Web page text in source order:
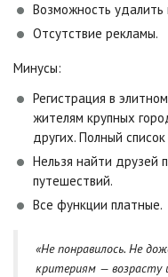
Возможность
Отсутствие рекламы.
Минусы:
Регистрация в
жителям крупных
других. Полный
Нельзя найти друзей
путешествий.
Все функции платные.
«Не понравилось. Не
критериям — возрасту